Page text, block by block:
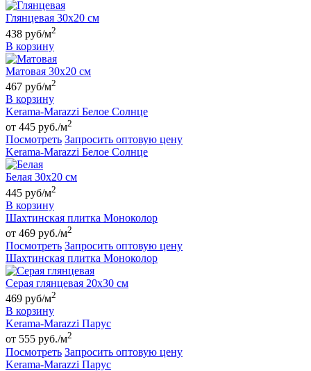
Глянцевая 30х20 см
438 руб/м2
В корзину
Матовая 30х20 см
467 руб/м2
В корзину
Kerama-Marazzi Белое Солнце
от 445 руб./м2
Посмотреть Запросить оптовую цену
Kerama-Marazzi Белое Солнце
Белая 30х20 см
445 руб/м2
В корзину
Шахтинская плитка Моноколор
от 469 руб./м2
Посмотреть Запросить оптовую цену
Шахтинская плитка Моноколор
Серая глянцевая 20х30 см
469 руб/м2
В корзину
Kerama-Marazzi Парус
от 555 руб./м2
Посмотреть Запросить оптовую цену
Kerama-Marazzi Парус